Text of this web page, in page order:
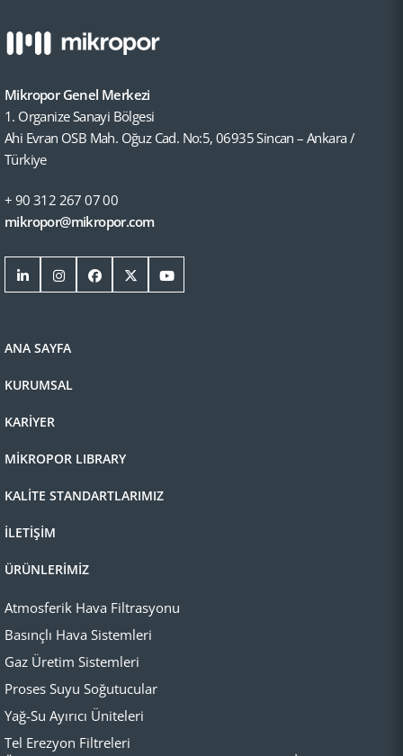
Mikropor Genel Merkezi
1. Organize Sanayi Bölgesi
Ahi Evran OSB Mah. Oğuz Cad. No:5, 06935 Sincan – Ankara /
Türkiye
+ 90 312 267 07 00
mikropor@mikropor.com
ANA SAYFA
KURUMSAL
KARİYER
MİKROPOR LIBRARY
KALİTE STANDARTLARIMIZ
İLETİŞİM
ÜRÜNLERİMİZ
Atmosferik Hava Filtrasyonu
Basınçlı Hava Sistemleri
Gaz Üretim Sistemleri
Proses Suyu Soğutucular
Yağ-Su Ayırıcı Üniteleri
Tel Erezyon Filtreleri